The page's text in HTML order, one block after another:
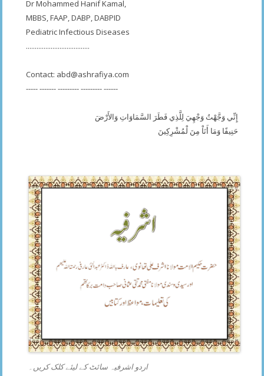
Dr Mohammed Hanif Kamal,
MBBS, FAAP, DABP, DABPID
Pediatric Infectious Diseases
....................................
Contact: abd@ashrafiya.com
----- ------- --------- --------- ------
إِنِّي وَجَّهْتُ وَجْهِيَ لِلَّذِي فَطَرَ السَّمَاوَاتِ وَالأَرْضَ
حَنِيفًا وَمَا أَنَاْ مِنَ لْمُشْرِكِينَ
اردو اشرفیہ سائٹ کے لیئے کلک کریں۔